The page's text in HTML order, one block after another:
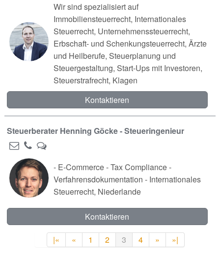
Wir sind spezialisiert auf
Immobiliensteuerrecht, Internationales
Steuerrecht, Unternehmenssteuerrecht,
Erbschaft- und Schenkungsteuerrecht, Ärzte
und Heilberufe, Steuerplanung und
Steuergestaltung, Start-Ups mit Investoren,
Steuerstrafrecht, Klagen
Kontaktieren
Steuerberater Henning Göcke - Steueringenieur
- E-Commerce - Tax Compliance -
Verfahrensdokumentation - Internationales
Steuerrecht, Niederlande
Kontaktieren
|« « 1 2 3 4 » »|